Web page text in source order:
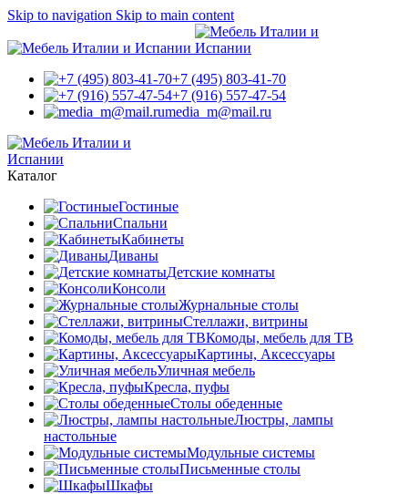
Skip to navigation Skip to main content
+7 (495) 803-41-70
+7 (916) 557-47-54
media_m@mail.ru
Каталог
Гостиные
Спальни
Кабинеты
Диваны
Детские комнаты
Консоли
Журнальные столы
Стеллажи, витрины
Комоды, мебель для ТВ
Картины, Аксессуары
Уличная мебель
Кресла, пуфы
Столы обеденные
Люстры, лампы
настольные
Модульные системы
Письменные столы
Шкафы